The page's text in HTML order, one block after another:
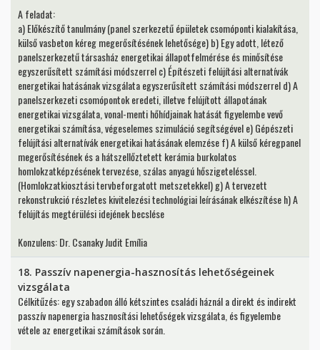
A feladat:
a) Előkészítő tanulmány (panel szerkezetű épületek csomóponti kialakítása,
külső vasbeton kéreg megerősítésének lehetősége) b) Egy adott, létező
panelszerkezetű társasház energetikai állapotfelmérése és minősítése
egyszerűsített számítási módszerrel c) Építészeti felújítási alternatívák
energetikai hatásának vizsgálata egyszerűsített számítási módszerrel d) A
panelszerkezeti csomópontok eredeti, illetve felújított állapotának
energetikai vizsgálata, vonal-menti hőhídjainak hatását figyelembe vevő
energetikai számítása, végeselemes szimuláció segítségével e) Gépészeti
felújítási alternatívák energetikai hatásának elemzése f) A külső kéregpanel
megerősítésének és a hátszellőztetett kerámia burkolatos
homlokzatképzésének tervezése, szálas anyagú hőszigeteléssel.
(Homlokzatkiosztási tervbeforgatott metszetekkel) g) A tervezett
rekonstrukció részletes kivitelezési technológiai leírásának elkészítése h) A
felújítás megtérülési idejének becslése
Konzulens: Dr. Csanaky Judit Emília
18. Passzív napenergia-hasznosítás lehetőségeinek
vizsgálata
Célkitűzés: egy szabadon álló kétszintes családi háznál a direkt és indirekt
passzív napenergia hasznosítási lehetőségek vizsgálata, és figyelembe
vétele az energetikai számítások során.